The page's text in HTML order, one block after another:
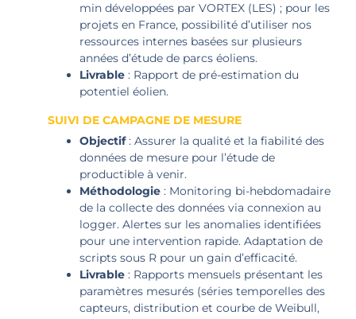
min développées par VORTEX (LES) ; pour les
projets en France, possibilité d’utiliser nos
ressources internes basées sur plusieurs
années d’étude de parcs éoliens.
Livrable : Rapport de pré-estimation du
potentiel éolien.
SUIVI DE CAMPAGNE DE MESURE
Objectif: Assurer la qualité et la fiabilité des
données de mesure pour l’étude de
productible à venir.
Méthodologie : Monitoring bi-hebdomadaire
de la collecte des données via connexion au
logger. Alertes sur les anomalies identifiées
pour une intervention rapide. Adaptation de
scripts sous R pour un gain d’efficacité.
Livrable : Rapports mensuels présentant les
paramètres mesurés (séries temporelles des
capteurs, distribution et courbe de Weibull,